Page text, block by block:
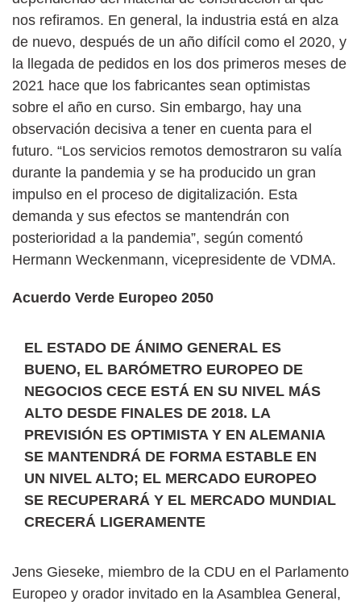
nos refiramos. En general, la industria está en alza
de nuevo, después de un año difícil como el 2020, y
la llegada de pedidos en los dos primeros meses de
2021 hace que los fabricantes sean optimistas
sobre el año en curso. Sin embargo, hay una
observación decisiva a tener en cuenta para el
futuro. “Los servicios remotos demostraron su valía
durante la pandemia y se ha producido un gran
impulso en el proceso de digitalización. Esta
demanda y sus efectos se mantendrán con
posterioridad a la pandemia”, según comentó
Hermann Weckenmann, vicepresidente de VDMA.
Acuerdo Verde Europeo 2050
EL ESTADO DE ÁNIMO GENERAL ES
BUENO, EL BARÓMETRO EUROPEO DE
NEGOCIOS CECE ESTÁ EN SU NIVEL MÁS
ALTO DESDE FINALES DE 2018. LA
PREVISIÓN ES OPTIMISTA Y EN ALEMANIA
SE MANTENDRÁ DE FORMA ESTABLE EN
UN NIVEL ALTO; EL MERCADO EUROPEO
SE RECUPERARÁ Y EL MERCADO MUNDIAL
CRECERÁ LIGERAMENTE
Jens Gieseke, miembro de la CDU en el Parlamento
Europeo y orador invitado en la Asamblea General,